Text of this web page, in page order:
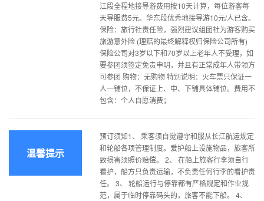
江段全程地接导游费用按10天计算，每位游客每
天导服费5元。华东段优秀地接导游10元/人已含。
保险：旅行社责任险，强烈建议组团社为游客购买
旅游意外险 (理赔的最终解释权归保险公司所有)
保险公司对3岁以下和70岁以上老年人不受理，如
要参团须签定免责申明，并且有正常成年人带领方
可参团 购物：无购物 特别说明：火车票只保证一
人一铺位，不保证上、中、下铺具体铺位。费用不
包含：个人自愿消费；
温馨提示
预订须知1、 乘客须自觉遵守和服从长江航运规定
和轮船各项管理制度。爱护船上设施物品，旅客所
致损害须照价赔偿。 2、 在船上旅客行李须自行
看护，船方只负责运输，不负责任何行李的看护责
任。 3、 轮船运行与停靠都有严格规定和作业规
范，属于临时停靠码头的，旅客不能下船。 4、